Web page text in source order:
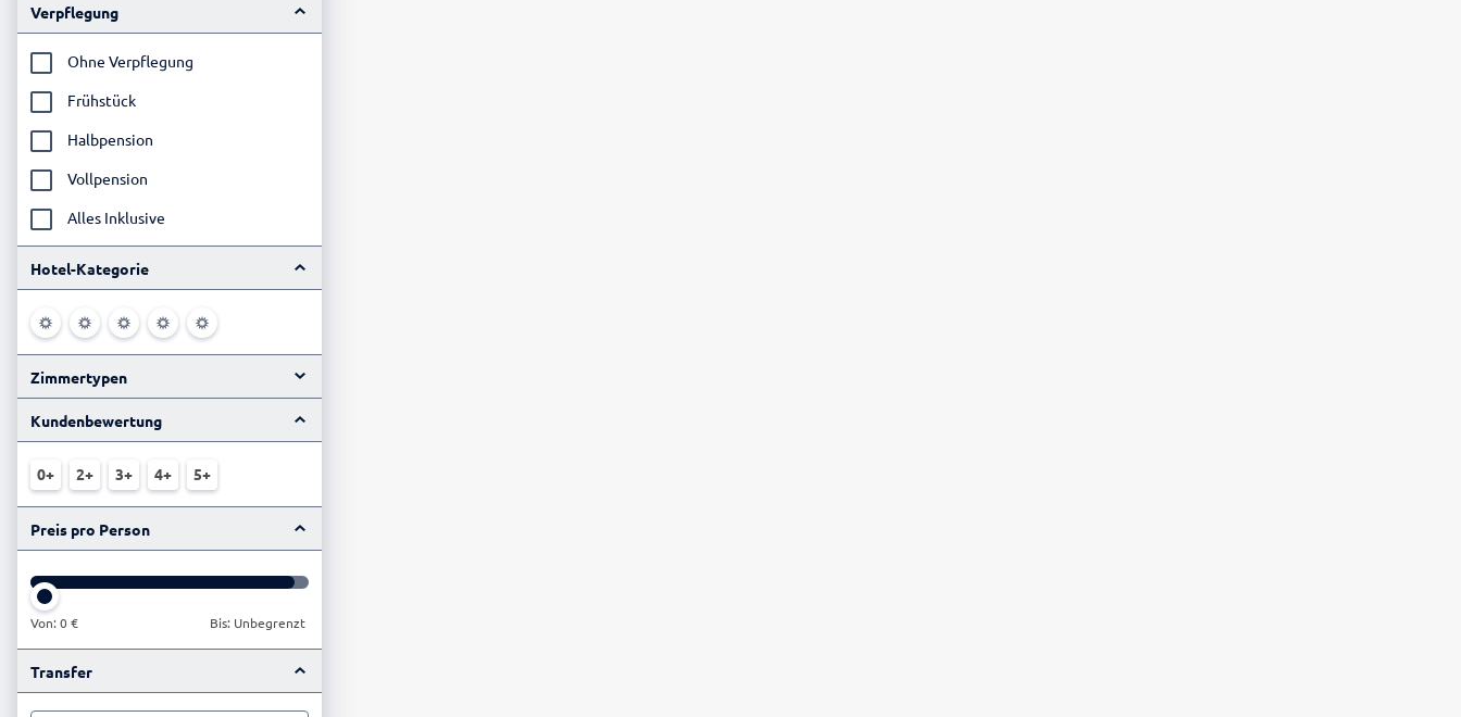
Verpflegung
Ohne Verpflegung
Frühstück
Halbpension
Vollpension
Alles Inklusive
Hotel-Kategorie
Zimmertypen
Kundenbewertung
0+ 2+ 3+ 4+ 5+
Preis pro Person
Von: 0 € Bis: Unbegrenzt
Transfer